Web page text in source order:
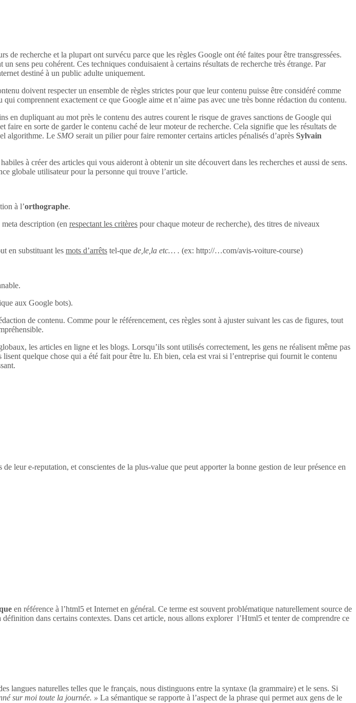
recherche et la plupart ont survécu parce que les règles Google ont été faites pour être transgressées.
sens peu cohérent. Ces techniques conduisaient à certains résultats de recherche très étrange. Par
destiné à un public adulte uniquement.
doivent respecter un ensemble de règles strictes pour que leur contenu puisse être considéré comme
comprennent exactement ce que Google aime et n’aime pas avec une très bonne rédaction du contenu.
en dupliquant au mot près le contenu des autres courent le risque de graves sanctions de Google qui
en sorte de garder le contenu caché de leur moteur de recherche. Cela signifie que les résultats de
algorithme. Le SMO serait un pilier pour faire remonter certains articles pénalisés d’après Sylvain
à créer des articles qui vous aideront à obtenir un site découvert dans les recherches et aussi de sens.
globale utilisateur pour la personne qui trouve l’article.
à l’orthographe.
description (en respectant les critères pour chaque moteur de recherche), des titres de niveaux
en substituant les mots d’arrêts tel-que de,le,la etc… . (ex: http://…com/avis-voiture-course)
aux Google bots).
de contenu. Comme pour le référencement, ces règles sont à ajuster suivant les cas de figures, tout
les articles en ligne et les blogs. Lorsqu’ils sont utilisés correctement, les gens ne réalisent même pas
quelque chose qui a été fait pour être lu. Eh bien, cela est vrai si l’entreprise qui fournit le contenu
leur e-reputation, et conscientes de la plus-value que peut apporter la bonne gestion de leur présence en
en référence à l’html5 et Internet en général. Ce terme est souvent problématique naturellement source de
dans certains contextes. Dans cet article, nous allons explorer l’Html5 et tenter de comprendre ce
langues naturelles telles que le français, nous distinguons entre la syntaxe (la grammaire) et le sens. Si
sur moi toute la journée. » La sémantique se rapporte à l’aspect de la phrase qui permet aux gens de le